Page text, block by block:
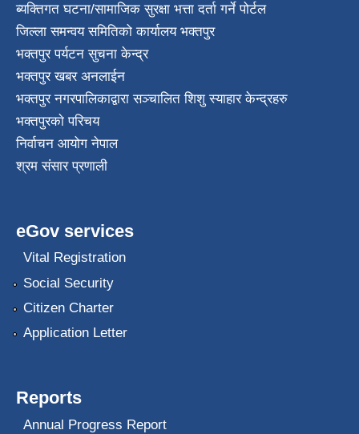
ब्यक्तिगत घटना/सामाजिक सुरक्षा भत्ता दर्ता गर्ने पोर्टल
जिल्ला समन्वय समितिको कार्यालय भक्तपुर
भक्तपुर पर्यटन सुचना केन्द्र
भक्तपुर खबर अनलाईन
भक्तपुर नगरपालिकाद्वारा सञ्चालित शिशु स्याहार केन्द्रहरु
भक्तपुरकाे परिचय
निर्वाचन आयोग नेपाल
श्रम संसार प्रणाली
eGov services
Vital Registration
Social Security
Citizen Charter
Application Letter
Reports
Annual Progress Report